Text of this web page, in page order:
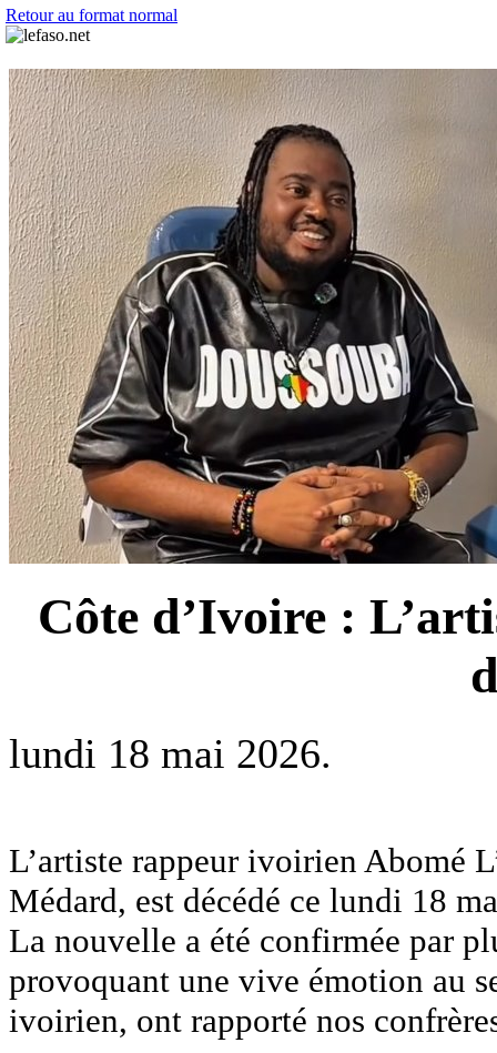
Retour au format normal
Côte d’Ivoire :
lundi 18 mai 2026.
L’artiste rappeur ivoirien Abomé
Médard, est décédé ce lundi 18
La nouvelle a été confirmée par
provoquant une vive émotion au
ivoirien, ont rapporté nos